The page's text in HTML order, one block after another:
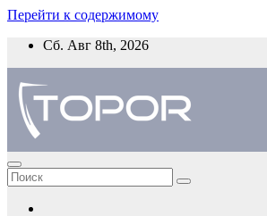
Перейти к содержимому
Сб. Авг 8th, 2026